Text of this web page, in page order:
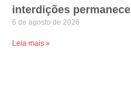
interdições
6 de agosto de 2026
Leia mais »